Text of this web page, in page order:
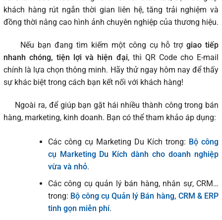
khách hàng rút ngắn thời gian liên hệ, tăng trải nghiệm và
đồng thời nâng cao hình ảnh chuyên nghiệp của thương hiệu.
Nếu bạn đang tìm kiếm một công cụ hỗ trợgiao tiếp
nhanh chóng, tiện lợi và hiện đại, thì QR Code cho E-mail
chính là lựa chọn thông minh. Hãy thử ngay hôm nay để thấy
sự khác biệt trong cách bạn kết nối với khách hàng!
Ngoài ra, để giúp bạn gặt hái nhiều thành công trong bán
hàng, marketing, kinh doanh. Bạn có thể tham khảo áp dụng:
Các công cụ Marketing Du Kích trong: Bộ công
cụ Marketing Du Kích dành cho doanh nghiệp
vừa và nhỏ.
Các công cụ quản lý bán hàng, nhân sự, CRM…
trong: Bộ công cụ Quản lý Bán hàng, CRM & ERP
tinh gọn miễn phí.